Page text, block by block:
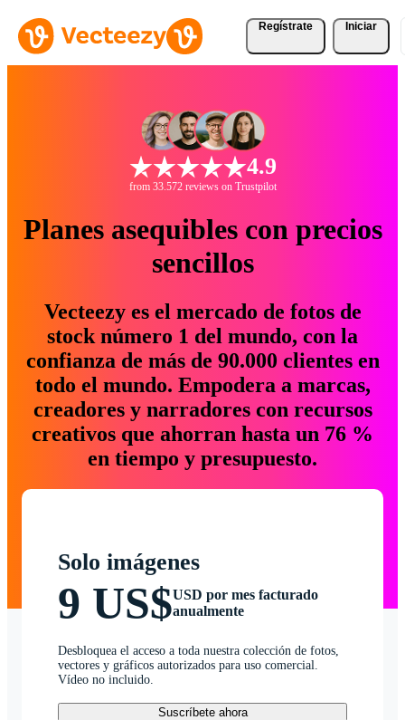
Regístrate Iniciar
4.9
from 33.572 reviews on Trustpilot
Planes asequibles con precios
sencillos
Vecteezy es el mercado de fotos de
stock número 1 del mundo, con la
confianza de más de 90.000 clientes en
todo el mundo. Empodera a marcas,
creadores y narradores con recursos
creativos que ahorran hasta un 76 %
en tiempo y presupuesto.
Solo imágenes
9 US$USD por mes facturado
anualmente
Desbloquea el acceso a toda nuestra colección de fotos,
vectores y gráficos autorizados para uso comercial.
Vídeo no incluido.
Suscríbete ahora